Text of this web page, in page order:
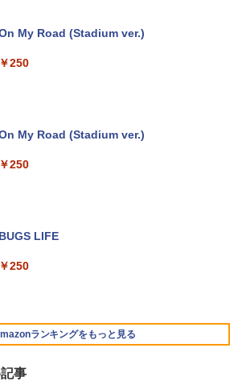
領地改革に励みます〜the letter from Bo
付】 【電子書籍】[ 深山じお ]
de 3〕／M！LK【沖縄・離島以外送料無
ふかふかダンジョン攻略記〜俺の異世界
￥792
Soundcore Liberty 5 ミッドナイトブ
2026年アップグレード版】AOKIMI ワイヤ
軽量 ブルートゥースHi-Fi 最大36時間再生 ぶ
3,480
My Road (Stadium ver.)
￥250
My Road (Stadium ver.)
￥250
BUGS LIFE
￥250
ランキングをもっと見る
事